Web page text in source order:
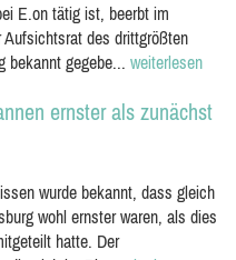
E.on tätig ist, beerbt im
des drittgrößten
bekannt gegebe... weiterlesen
ernster als zunächst
wurde bekannt, dass gleich
wohl ernster waren, als dies
hatte. Der